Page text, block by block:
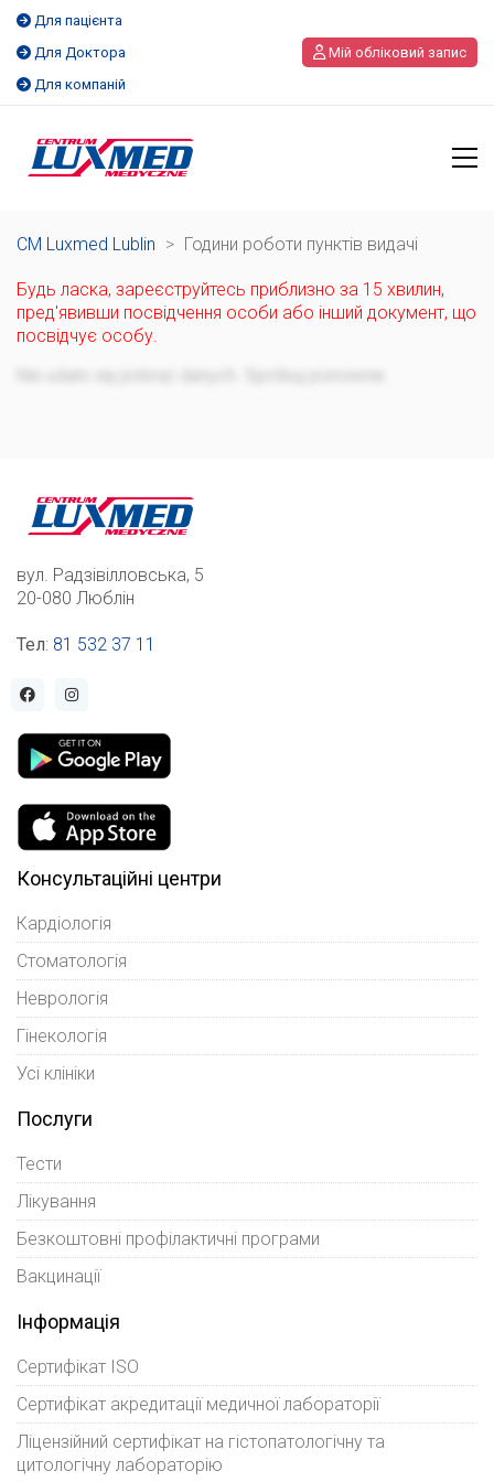
Для пацієнта
Для Доктора
Для компаній
Мій обліковий запис
CM Luxmed Lublin > Години роботи пунктів видачі
Будь ласка, зареєструйтесь приблизно за 15 хвилин,
пред'явивши посвідчення особи або інший документ, що
посвідчує особу.
вул. Радзівілловська, 5
20-080 Люблін
Тел: 81 532 37 11
Консультаційні центри
Кардіологія
Стоматологія
Неврологія
Гінекологія
Усі клініки
Послуги
Тести
Лікування
Безкоштовні профілактичні програми
Вакцинації
Інформація
Сертифікат ISO
Сертифікат акредитації медичної лабораторії
Ліцензійний сертифікат на гістопатологічну та
цитологічну лабораторію